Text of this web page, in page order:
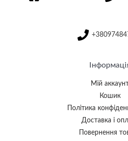
Мій
Кошик
Політика
Доставка і
Повернення